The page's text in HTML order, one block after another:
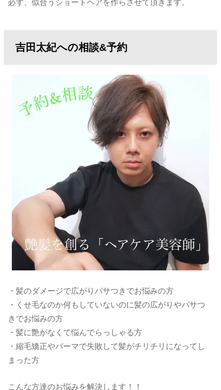
必ず、似合うショートヘアを作らさせて頂きます。
吉田太紀への相談&予約
・髪のダメージで広がりパサつきでお悩みの方
・くせ毛なのか何もしていないのに髪の広がりやパサつ
きでお悩みの方
・髪に艶がなくて悩んでらっしゃる方
・縮毛矯正やパーマで失敗して髪がチリチリになってし
まった方
こんな方達のお悩みを解決します！！